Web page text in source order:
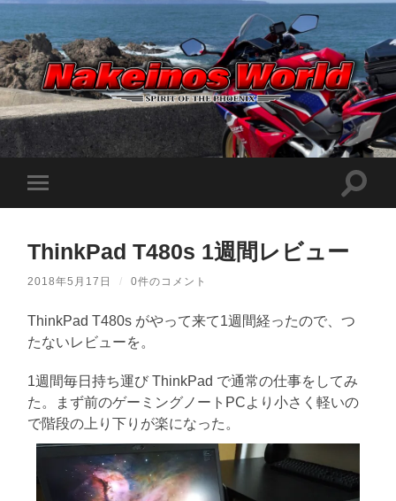
Nakeinos
world
ノ
ー
ル
|
や
ら
適
に
書
く
ブ
ロ
グ
バ
メ
ュ
切
り
替
る
検
り
ThinkPad T480s 1週間レビュー
2018年5月17日 / 0件のコメント
ThinkPad T480s がやって来て1週間経ったので、つ
たないレビューを。
1週間毎日持ち運び ThinkPad で通常の仕事をしてみ
た。まず前のゲーミングノートPCより小さく軽いの
で階段の上り下りが楽になった。